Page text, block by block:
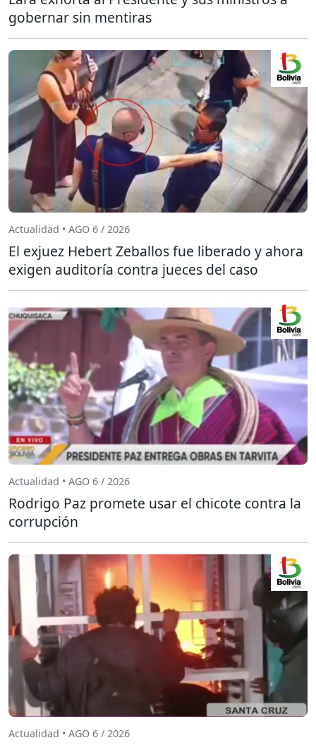
gobernar sin mentiras
Actualidad • AGO 6 / 2026
El exjuez Hebert Zeballos fue liberado y ahora
exigen auditoría contra jueces del caso
Actualidad • AGO 6 / 2026
Rodrigo Paz promete usar el chicote contra la
corrupción
Actualidad • AGO 6 / 2026